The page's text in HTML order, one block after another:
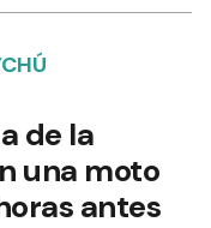
de la
una moto
antes